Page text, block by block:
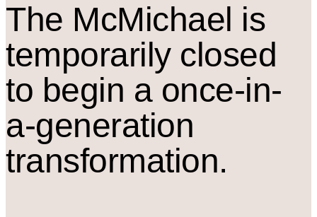
The McMichael is
temporarily closed
to begin a once-in-
a-generation
transformation.